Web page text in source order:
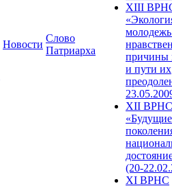
Новости
Слово
Патриарха
XIII
причины
и пути их
XII ВРНС
«Будущие
(20-
XI ВРНС